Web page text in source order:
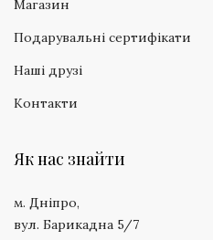
Магазин
Подарувальні сертифікати
Наші друзі
Контакти
Як нас знайти
м. Дніпро,
вул. Барикадна 5/7